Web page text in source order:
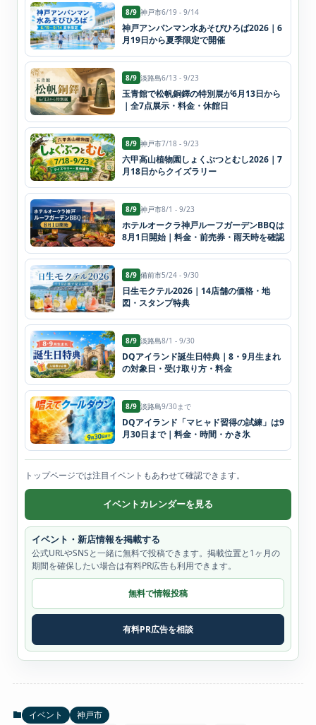
8/9 神戸市6/19 - 9/14
神戸アンパンマン水あそびひろば2026｜6
月19日から夏季限定で開催
8/9 淡路島6/13 - 9/23
玉青館で松帆銅鐸の特別展が6月13日から
｜全7点展示・料金・休館日
8/9 神戸市7/18 - 9/23
六甲高山植物園しょくぶつとむし2026｜7
月18日からクイズラリー
8/9 神戸市8/1 - 9/23
ホテルオークラ神戸ルーフガーデンBBQは
8月1日開始｜料金・前売券・雨天時を確認
8/9 備前市5/24 - 9/30
日生モクテル2026｜14店舗の価格・地
図・スタンプ特典
8/9 淡路島8/1 - 9/30
DQアイランド誕生日特典｜8・9月生まれ
の対象日・受け取り方・料金
8/9 淡路島9/30まで
DQアイランド「マヒャド習得の試練」は9
月30日まで｜料金・時間・かき氷
トップページでは注目イベントもあわせて確認できます。
イベントカレンダーを見る
イベント・新店情報を掲載する
公式URLやSNSと一緒に無料で投稿できます。掲載位置と1ヶ月の
期間を確保したい場合は有料PR広告も利用できます。
無料で情報投稿
有料PR広告を相談
イベント 神戸市